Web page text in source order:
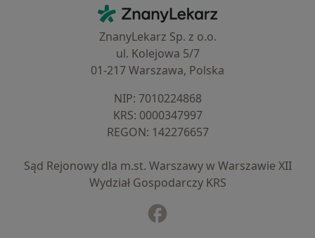
ZnanyLekarz - Strona główna
ZnanyLekarz Sp. z o.o.
ul. Kolejowa 5/7
01-217 Warszawa, Polska
NIP: ⁠7010224868
KRS: ⁠0000347997
REGON: ⁠142276657
Sąd Rejonowy dla m.st. Warszawy w Warszawie XII
Wydział Gospodarczy KRS